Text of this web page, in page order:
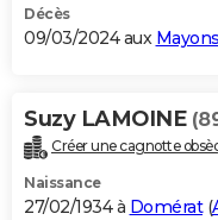
Décès
09/03/2024 aux Mayons
Suzy LAMOINE
Créer une cagnotte
Naissance
27/02/1934 à Domérat(